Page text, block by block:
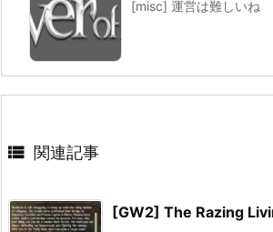
[misc] 運営は難しいね
 関連記事
[GW2] The Razing